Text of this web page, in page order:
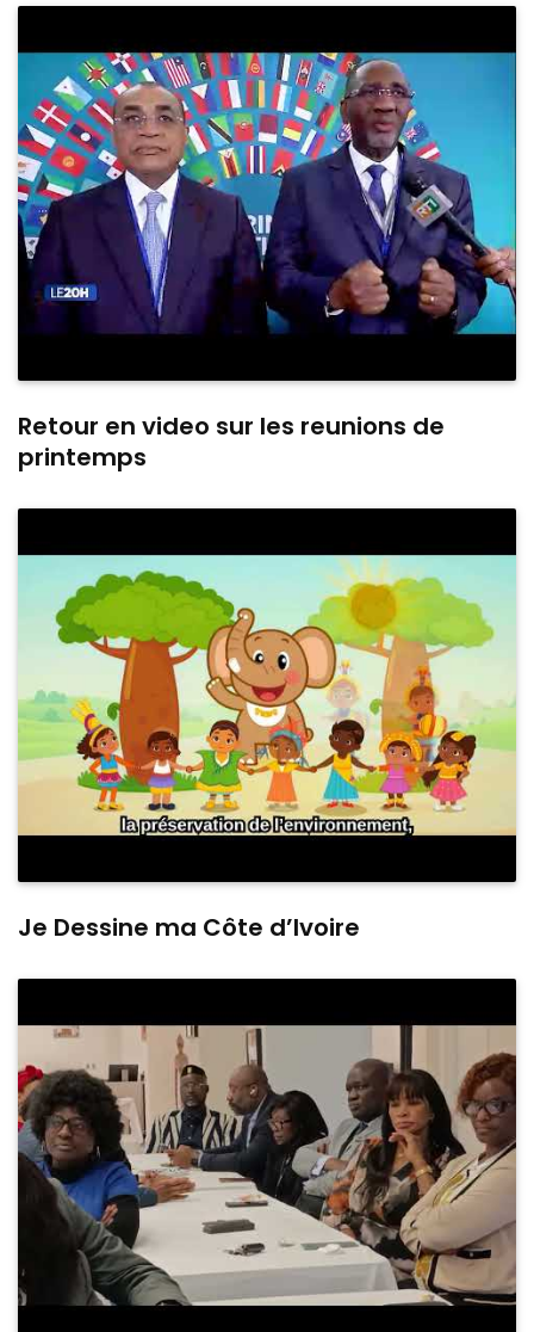
Retour en video sur les reunions de
printemps
Je Dessine ma Côte d’Ivoire